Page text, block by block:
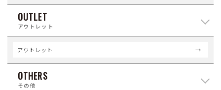
OUTLET
アウトレット
アウトレット
OTHERS
その他